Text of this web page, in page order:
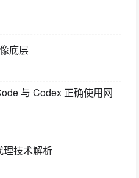
底层
与 Codex 正确使用网
理技术解析